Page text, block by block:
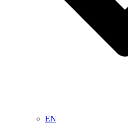
EN